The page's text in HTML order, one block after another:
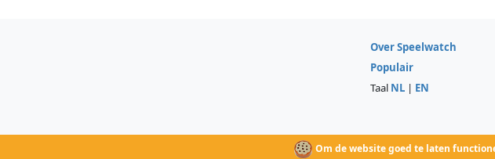
Om de website goed te laten
Over Speelwatch
Populair
Taal NL | EN